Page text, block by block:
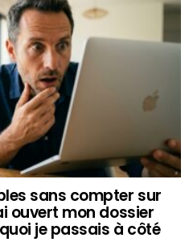
sans compter sur
ouvert mon dossier
je passais à côté